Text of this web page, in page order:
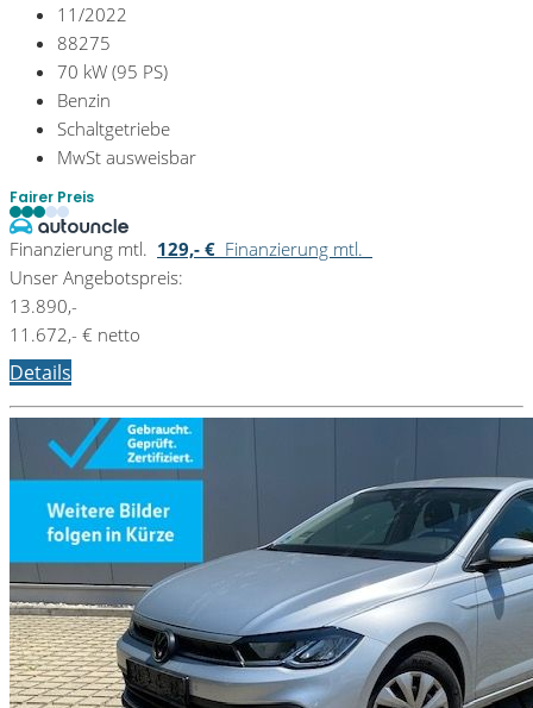
11/2022
88275
70 kW (95 PS)
Benzin
Schaltgetriebe
MwSt ausweisbar
Fairer Preis
Finanzierung mtl. 129,- € Finanzierung mtl.
Unser Angebotspreis:
13.890,-
11.672,- € netto
Details